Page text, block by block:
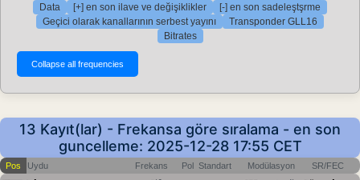
Data
[+] en son ilave ve değişiklikler
[-] en son sadeleştşrme
Geçici olarak kanallarının serbest yayını
Transponder GLL16
Bitrates
13 Kayıt(lar) - Frekansa göre sıralama - en son
guncelleme: 2025-12-28 17:55 CET
Pos Uydu Frekans Pol Standart Modülasyon SR/FEC